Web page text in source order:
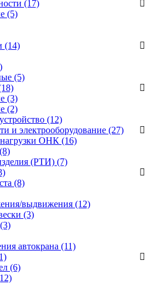
(17)
(5)
(14)
(5)
(3)
(2)
(12)
и электрооборудование (27)
ОНК (16)
(8)
(РТИ) (7)
(8)
выдвижения (12)
(3)
(3)
автокрана (11)
(6)